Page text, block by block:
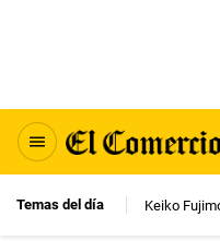
Temas del día Keiko